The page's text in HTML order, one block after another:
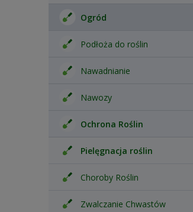
Ogród
Podłoża do roślin
Nawadnianie
Nawozy
Ochrona Roślin
Pielęgnacja roślin
Choroby Roślin
Zwalczanie Chwastów